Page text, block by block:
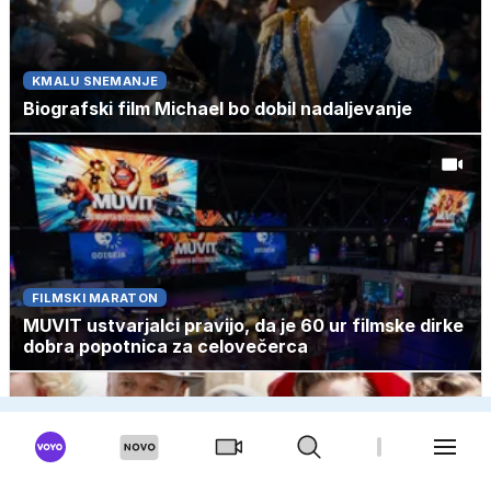
KMALU SNEMANJE
Biografski film Michael bo dobil nadaljevanje
FILMSKI MARATON
MUVIT ustvarjalci pravijo, da je 60 ur filmske dirke
dobra popotnica za celovečerca